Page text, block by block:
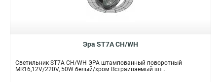
Эра ST7A CH/WH
Светильник ST7A CH/WH ЭРА штампованный поворотный
MR16,12V/220V, 50W белый/хром Встраиваемый шт...